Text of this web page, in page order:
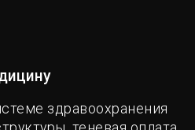
здравоохранения